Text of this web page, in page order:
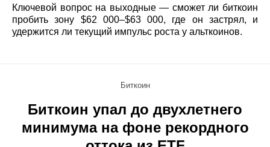
Ключевой вопрос на выходные — сможет ли биткоин
пробить зону $62 000–$63 000, где он застрял, и
удержится ли текущий импульс роста у альткоинов.
Биткоин
Биткоин упал до двухлетнего
минимума на фоне рекордного